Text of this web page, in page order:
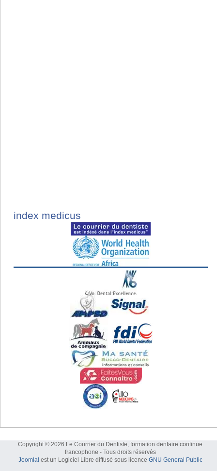
index medicus
Copyright © 2026 Le Courrier du Dentiste, formation dentaire continue
francophone - Tous droits réservés
Joomla!est un Logiciel Libre diffusé sous licence GNU General Public